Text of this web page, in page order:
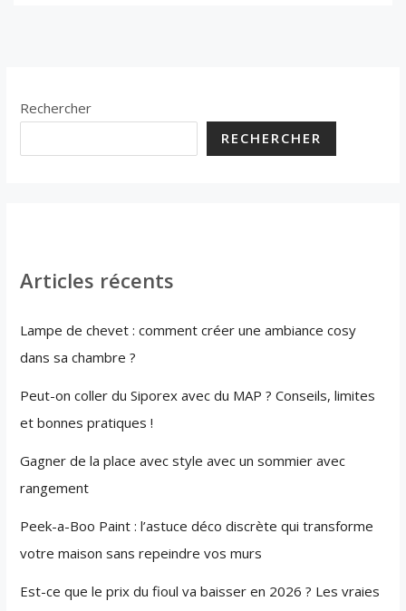
Rechercher
RECHERCHER
Articles récents
Lampe de chevet : comment créer une ambiance cosy
dans sa chambre ?
Peut-on coller du Siporex avec du MAP ? Conseils, limites
et bonnes pratiques !
Gagner de la place avec style avec un sommier avec
rangement
Peek-a-Boo Paint : l’astuce déco discrète qui transforme
votre maison sans repeindre vos murs
Est-ce que le prix du fioul va baisser en 2026 ? Les vraies